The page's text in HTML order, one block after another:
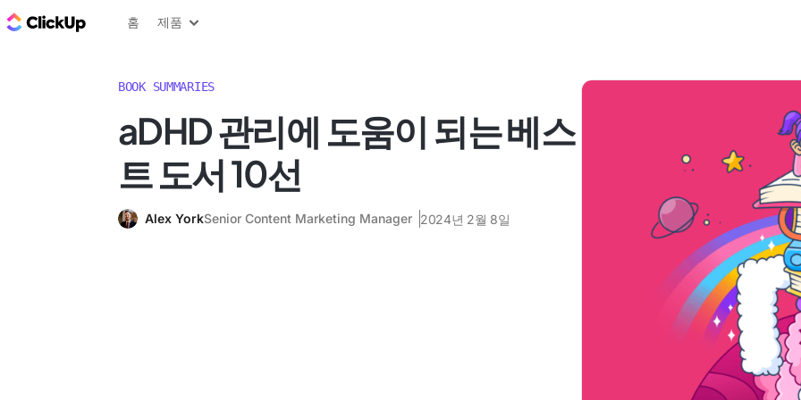
ClickUp 블로그
홈 제품
BOOK SUMMARIES
aDHD 관리에 도움이 되는 베스
트 도서 10선
Alex YorkSenior Content Marketing Manager 2024년 2월 8일